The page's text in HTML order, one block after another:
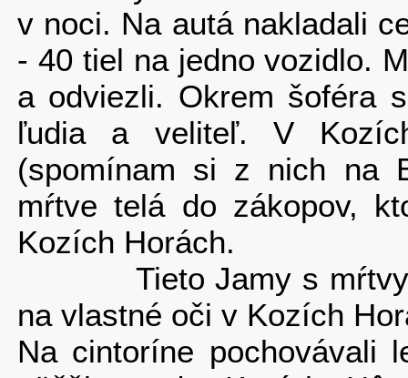
v noci. Na autá nakladali
- 40 tiel na jedno vozidlo.
a odviezli. Ok­rem šoféra
ľu­dia a veliteľ. V
(spomínam si z nich na
mŕtve telá do zákopov,
Kozích Horách.
Tieto Jamy s mŕtvymi
na vlastné oči v Kozích
Na cintoríne pochovávali